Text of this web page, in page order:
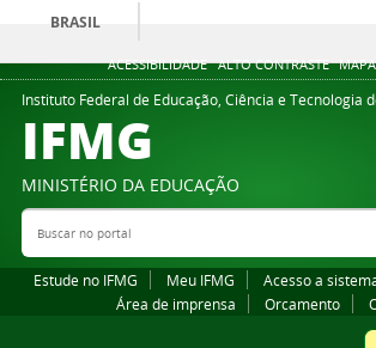
ACESSIBILIDADE ALTO CONTRASTE
BRASIL
Instituto Federal de Educação, Ciência e Tecnologia
IFMG
MINISTÉRIO DA EDUCAÇÃO
Buscar no portal
Estude no IFMG Meu IFMG Acesso a
Área de imprensa
Orcamento